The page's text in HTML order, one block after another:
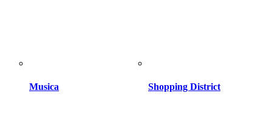
Musica Shopping District